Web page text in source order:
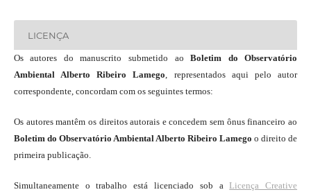
LICENÇA
Os autores do manuscrito submetido aoBoletim do Observatório
Ambiental Alberto Ribeiro Lamego, representados aqui pelo autor
correspondente, concordam com os seguintes termos:
Os autores mantêm os direitos autorais e concedem sem ônus financeiro ao
Boletim do Observatório Ambiental Alberto Ribeiro Lamegoo direito de
primeira publicação.
Simultaneamente o trabalho está licenciado sob a Licença Creative